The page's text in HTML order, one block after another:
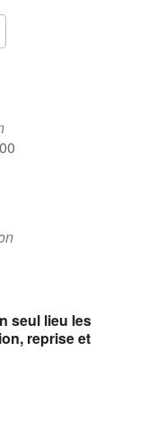
seul lieu les
reprise et